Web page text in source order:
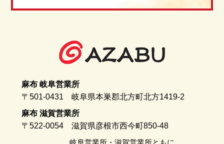
麻布 岐阜営業所
〒501-0431 岐阜県本巣郡北方町北方1419-2
麻布 滋賀営業所
〒522-0054 滋賀県彦根市西今町850-48
岐阜営業所・滋賀営業所ともに